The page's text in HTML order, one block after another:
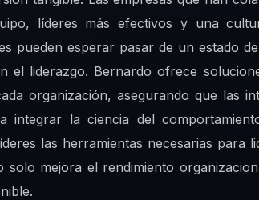
líderes más efectivos y una
pueden esperar pasar de un estado
el liderazgo. Bernardo ofrece
organización, asegurando que las
integrar la ciencia del
las herramientas necesarias para
solo mejora el rendimiento